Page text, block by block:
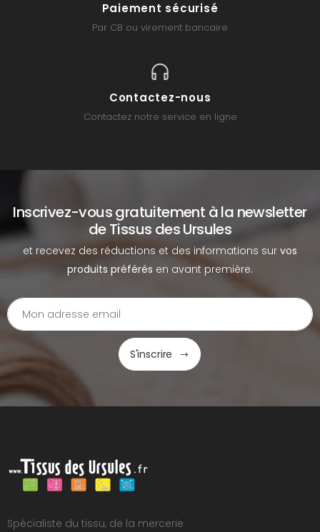
Paiement sécurisé
Par CB ou virement bancaire
Contactez-nous
Contactez notre service en ligne
Inscrivez-vous gratuitement à la newsletter
de Tissus des Ursules
et recevez des réductions et des informations sur vos
produits préférés en avant première.
S'inscrire
Spécialiste du tissu, de la mercerie